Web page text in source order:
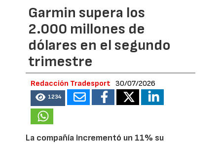
Garmin supera los
2.000 millones de
dólares en el segundo
trimestre
Redacción Tradesport 30/07/2026
1234
La compañía incrementó un 11% su